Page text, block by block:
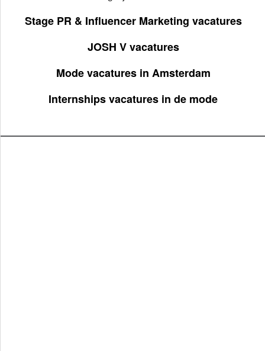
Stage PR & Influencer Marketing vacatures
JOSH V vacatures
Mode vacatures in Amsterdam
Internships vacatures in de mode